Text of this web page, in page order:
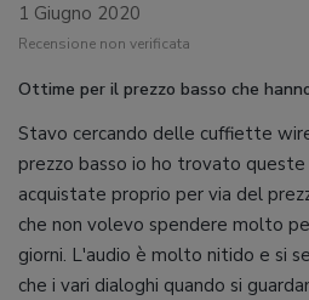
1 Giugno 2020
Recensione non verificata
Ottime per il prezzo basso che
Stavo cercando delle cuffiette
prezzo basso io ho trovato
acquistate proprio per via del
che non volevo spendere molto
giorni. L'audio è molto nitido e si
che i vari dialoghi quando si